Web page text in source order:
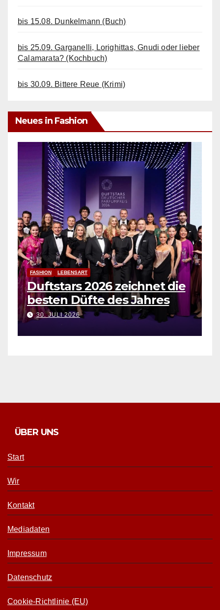
bis 15.08. Dunkelmann (Buch)
bis 25.09. Garganelli, Lorighittas, Gnudi oder lieber
Calamarata? (Kochbuch)
bis 30.09. Bittere Reue (Krimi)
Neues in Fashion
FASHION LEBENSART
Duftstars 2026 zeichnet die
besten Düfte des Jahres
30. JULI 2026
ÜBER UNS
Start
Wir
Kontakt
Mediadaten
Impressum
Datenschutz
Cookie-Richtlinie (EU)